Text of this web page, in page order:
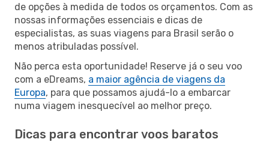
de opções à medida de todos os orçamentos. Com as
nossas informações essenciais e dicas de
especialistas, as suas viagens para Brasil serão o
menos atribuladas possível.
Não perca esta oportunidade! Reserve já o seu voo
com a eDreams, a maior agência de viagens da
Europa, para que possamos ajudá-lo a embarcar
numa viagem inesquecível ao melhor preço.
Dicas para encontrar voos baratos